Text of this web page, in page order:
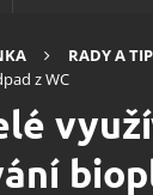
RADY A
z WC